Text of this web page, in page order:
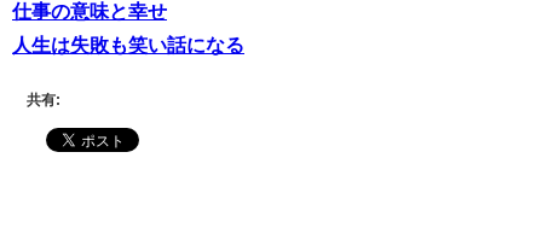
仕事の意味と幸せ
人生は失敗も笑い話になる
共有: